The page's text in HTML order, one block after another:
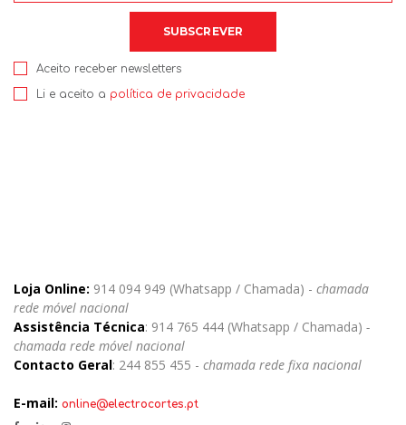
Aceito receber newsletters
Li e aceito a política de privacidade
Loja Online: 914 094 949 (Whatsapp / Chamada) - chamada
rede móvel nacional
Assistência Técnica: 914 765 444 (Whatsapp / Chamada) -
chamada rede móvel nacional
Contacto Geral: 244 855 455 - chamada rede fixa nacional
E-mail: online@electrocortes.pt